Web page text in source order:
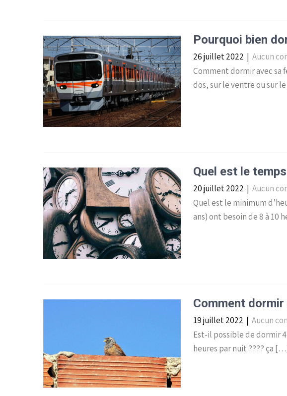
Pourquoi bien
26 juillet 2022 | Aucun
Comment dormir avec sa
dos, sur le ventre ou sur
Quel est le
20 juillet 2022 | Aucun
Quel est le minimum
ans) ont besoin de 8 à 10
Comment
19 juillet 2022 | Aucun
Est-il possible de dormir
heures par nuit ???? ça